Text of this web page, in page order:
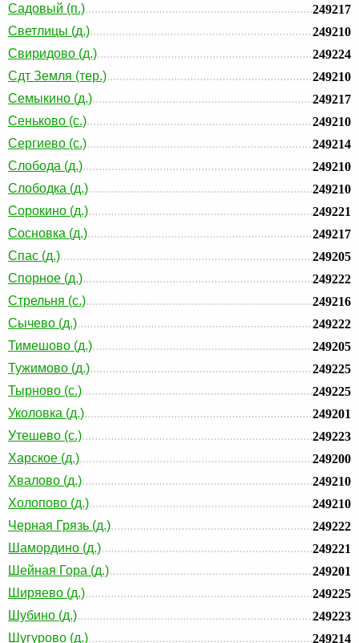
Садовый (п.)
249217
Светлицы (д.)
249210
Свиридово (д.)
249224
Сдт Земля (тер.)
249210
Семыкино (д.)
249217
Сеньково (с.)
249210
Сергиево (с.)
249214
Слобода (д.)
249210
Слободка (д.)
249210
Сорокино (д.)
249221
Сосновка (д.)
249217
Спас (д.)
249205
Спорное (д.)
249222
Стрельня (с.)
249216
Сычево (д.)
249222
Тимешово (д.)
249205
Тужимово (д.)
249225
Тырново (с.)
249225
Уколовка (д.)
249201
Утешево (с.)
249223
Харское (д.)
249200
Хвалово (д.)
249210
Холопово (д.)
249210
Черная Грязь (д.)
249222
Шамордино (д.)
249221
Шейная Гора (д.)
249201
Ширяево (д.)
249225
Шубино (д.)
249223
Шугурово (д.)
249214